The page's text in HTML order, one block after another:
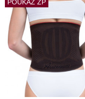
POUKAZ ZP